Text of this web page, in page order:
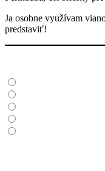
Ja osobne využívam
predstaviť!